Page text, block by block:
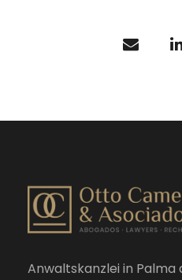
Anwaltskanzlei in Palma